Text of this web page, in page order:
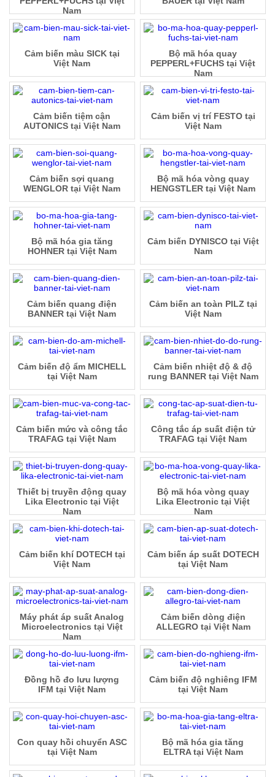
Nam
Bộ mã hóa quay
PEPPERL+FUCHS tại Việt
Nam
Cảm biến màu SICK tại
Việt Nam
Cảm biến vị trí FESTO tại
Việt Nam
Cảm biến tiệm cận
AUTONICS tại Việt Nam
Bộ mã hóa vòng quay
HENGSTLER tại Việt Nam
Cảm biến sợi quang
WENGLOR tại Việt Nam
Cảm biến DYNISCO tại Việt
Nam
Bộ mã hóa gia tăng
HOHNER tại Việt Nam
Cảm biến an toàn PILZ tại
Việt Nam
Cảm biến quang điện
BANNER tại Việt Nam
Cảm biến nhiệt độ & độ
rung BANNER tại Việt Nam
Cảm biến độ ẩm MICHELL
tại Việt Nam
Công tắc áp suất điện tử
TRAFAG tại Việt Nam
Cảm biến mức và công tắc
TRAFAG tại Việt Nam
Bộ mã hóa vòng quay
Lika Electronic tại Việt
Nam
Thiết bị truyền động quay
Lika Electronic tại Việt
Nam
Cảm biến áp suất DOTECH
tại Việt Nam
Cảm biến khí DOTECH tại
Việt Nam
Cảm biến dòng điện
ALLEGRO tại Việt Nam
Máy phát áp suất Analog
Microelectronics tại Việt
Nam
Cảm biến độ nghiêng IFM
tại Việt Nam
Đồng hồ đo lưu lượng
IFM tại Việt Nam
Bộ mã hóa gia tăng
ELTRA tại Việt Nam
Con quay hồi chuyển ASC
tại Việt Nam